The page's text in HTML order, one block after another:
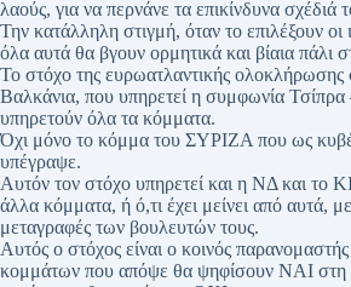
λαούς, για να περνάνε τα επικίνδυνα σχέδιά
Την κατάλληλη στιγμή, όταν το επιλέξουν οι
όλα αυτά θα βγουν ορμητικά και βίαια πάλι
Το στόχο της ευρωατλαντικής ολοκλήρωσης
Βαλκάνια, που υπηρετεί η συμφωνία
υπηρετούν όλα τα κόμματα.
Όχι μόνο το κόμμα του ΣΥΡΙΖΑ που ως
υπέγραψε.
Αυτόν τον στόχο υπηρετεί και η ΝΔ και το
άλλα κόμματα, ή ό,τι έχει μείνει από αυτά,
μεταγραφές των βουλευτών τους.
Αυτός ο στόχος είναι ο κοινός
κομμάτων που απόψε θα ψηφίσουν ΝΑΙ στη